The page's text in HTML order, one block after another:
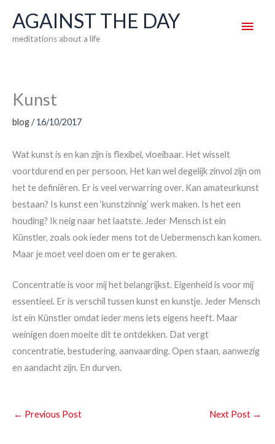
content
AGAINST THE DAY
meditations about a life
Main
Kunst
blog/16/10/2017
Wat kunst is en kan zijn is flexibel, vloeibaar. Het wisselt
voortdurend en per persoon. Het kan wel degelijk zinvol zijn om
het te definiëren. Er is veel verwarring over. Kan amateurkunst
bestaan? Is kunst een ‘kunstzinnig’ werk maken. Is het een
houding? Ik neig naar het laatste. Jeder Mensch ist ein
Künstler, zoals ook ieder mens tot de Uebermensch kan komen.
Maar je moet veel doen om er te geraken.
Concentratie is voor mij het belangrijkst. Eigenheid is voor mij
essentieel. Er is verschil tussen kunst en kunstje. Jeder Mensch
ist ein Künstler omdat ieder mens iets eigens heeft. Maar
weinigen doen moeite dit te ontdekken. Dat vergt
concentratie, bestudering, aanvaarding. Open staan, aanwezig
en aandacht zijn. En durven.
← Previous Post Next Post →